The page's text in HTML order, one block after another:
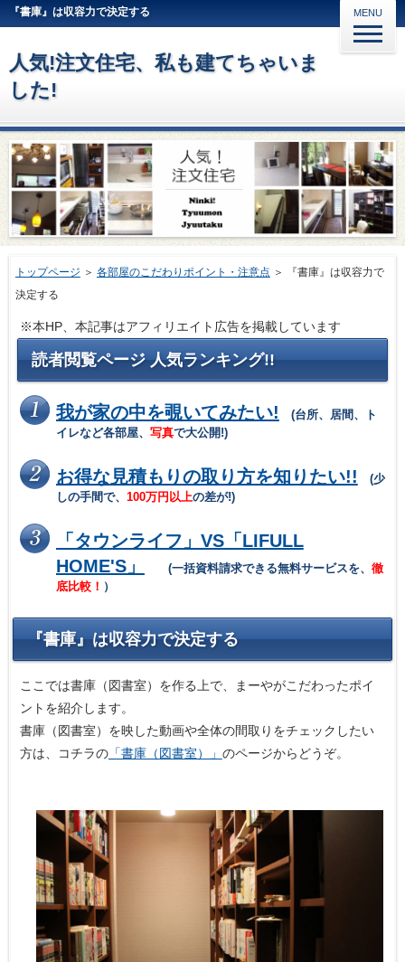
『書庫』は収容力で決定する
人気!注文住宅、私も建てちゃいま
した!
MENU
トップページ ＞ 各部屋のこだわりポイント・注意点 ＞
『書庫』は収容力で
決定する
※本HP、本記事はアフィリエイト広告を掲載しています
読者閲覧ページ 人気ランキング!!
我が家の中を覗いてみたい!
(台所、居間、ト
イレなど各部屋、 写真で大公開!)
お得な見積もりの取り方を知りたい!!
(少
しの手間で、 100万円以上の差が!)
「タウンライフ」VS「LIFULL
HOME'S」
(一括資料請求できる無料サービスを、 徹
底比較！ ）
『書庫』は収容力で決定する
ここでは書庫（図書室）を作る上で、まーやがこだわったポイ
ントを紹介します。
書庫（図書室）を映した動画や全体の間取りをチェックしたい
方は、コチラの「書庫（図書室）」 のページからどうぞ。